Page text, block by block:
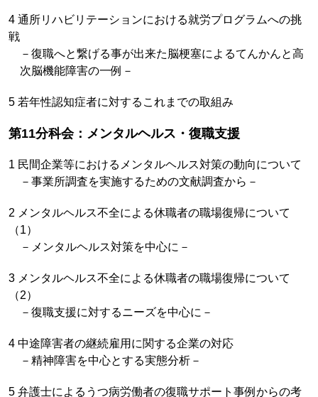
4 通所リハビリテーションにおける就労プログラムへの挑
戦
－復職へと繋げる事が出来た脳梗塞によるてんかんと高
次脳機能障害の一例－
5 若年性認知症者に対するこれまでの取組み
第11分科会：メンタルヘルス・復職支援
1 民間企業等におけるメンタルヘルス対策の動向について
－事業所調査を実施するための文献調査から－
2 メンタルヘルス不全による休職者の職場復帰について
（1）
－メンタルヘルス対策を中心に－
3 メンタルヘルス不全による休職者の職場復帰について
（2）
－復職支援に対するニーズを中心に－
4 中途障害者の継続雇用に関する企業の対応
－精神障害を中心とする実態分析－
5 弁護士によるうつ病労働者の復職サポート事例からの考